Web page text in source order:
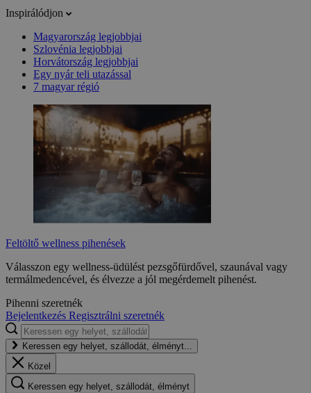
Inspirálódjon
Magyarország legjobbjai
Szlovénia legjobbjai
Horvátország legjobbjai
Egy nyár teli utazással
7 magyar régió
Feltöltő wellness pihenések
Válasszon egy wellness-üdülést pezsgőfürdővel, szaunával vagy
termálmedencével, és élvezze a jól megérdemelt pihenést.
Pihenni szeretnék
Bejelentkezés Regisztrálni szeretnék
Keressen egy helyet, szállodát, élményt...
Közel
Keressen egy helyet, szállodát, élményt